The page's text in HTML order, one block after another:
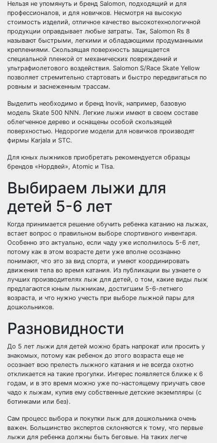
Нельзя не упомянуть и бренд Salomon, подходящий и для
профессионалов, и для новичков. Несмотря на высокую
стоимость изделий, отличное качество высокотехнологичной
продукции оправдывает любые затраты. Так, Salomon Rs 8
называют быстрыми, легкими и обладающими продуманными
креплениями. Скользящая поверхность защищается
специальной пленкой от механических повреждений и
ультрафиолетового воздействия. Salomon S/Race Skate Yellow
позволяет стремительно стартовать и быстро передвигаться по
ровным и заснеженным трассам.
Выделить необходимо и бренд Inovik, например, базовую
модель Skate 500 NNN. Легкие лыжи имеют в своем составе
облегченное дерево и оснащены особой скользящей
поверхностью. Недорогие модели для новичков производят
фирмы Karjala и STC.
Для юных лыжников приобретать рекомендуется образцы
брендов «Нордвей», Atomic и Tisa.
Выбираем лыжи для
детей 5-6 лет
Когда принимается решение обучить ребенка катанию на лыжах,
встает вопрос о правильном выборе спортивного инвентаря.
Особенно это актуально, если чаду уже исполнилось 5-6 лет,
потому как в этом возрасте дети уже вполне осознанно
понимают, что это за вид спорта, и умеют координировать
движения тела во время катания. Из публикации вы узнаете о
лучших производителях лыж для детей, о том, какие виды лыж
предлагаются юным лыжникам, достигшим 5-6-летнего
возраста, и что нужно учесть при выборе лыжной пары для
дошкольников.
Разновидности
До 5 лет лыжи для детей можно брать напрокат или просить у
знакомых, потому как ребенок до этого возраста еще не
осознает всю прелесть лыжного катания и не всегда охотно
откликается на такие прогулки. Интерес появляется ближе к 6
годам, и в это время можно уже по-настоящему приучать свое
чадо к лыжам, купив ему собственные детские экземпляры (с
ботинками или без).
Сам процесс выбора и покупки лыж для дошкольника очень
важен. Большинство экспертов склоняются к тому, что первые
лыжи для ребенка должны быть беговые. На таких легче